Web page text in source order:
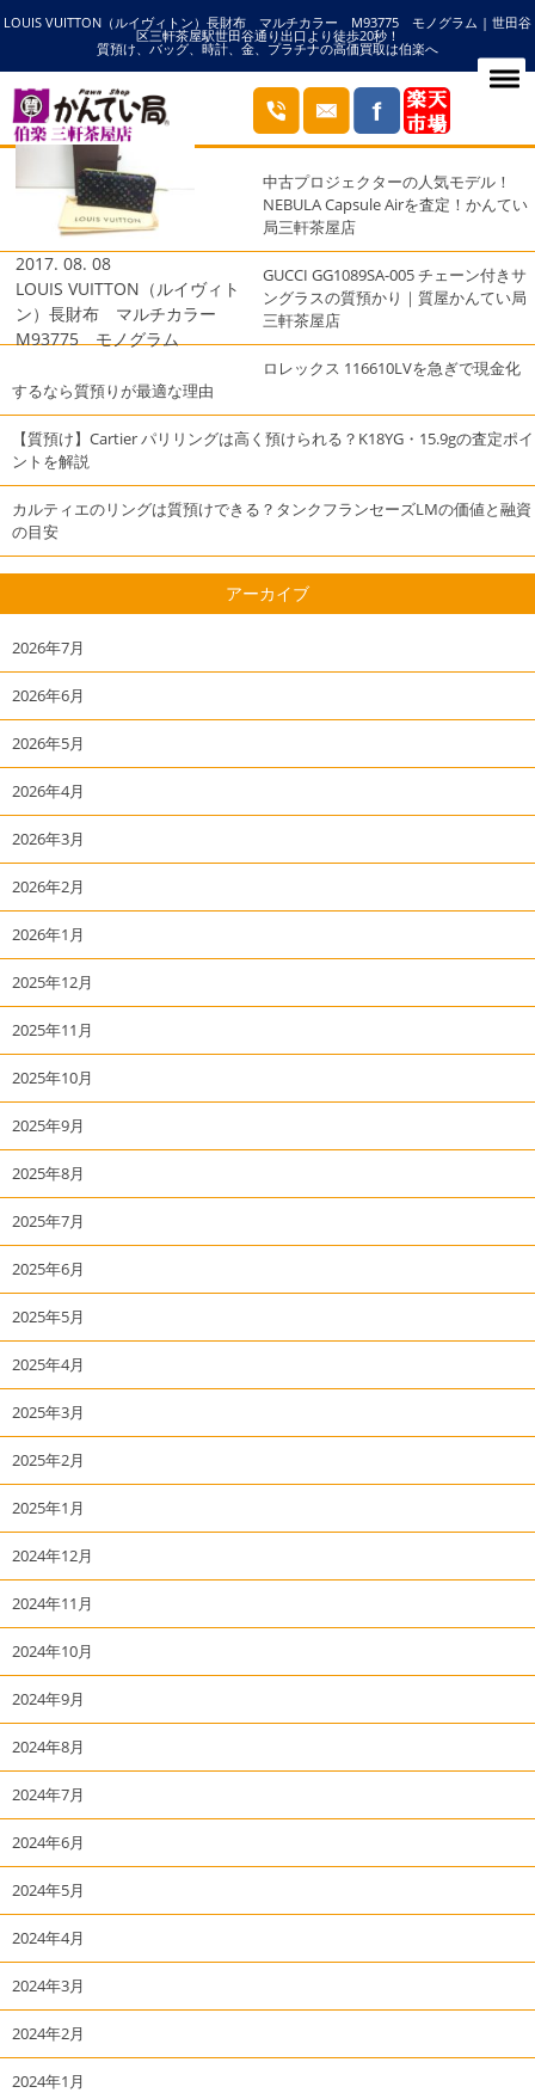
LOUIS VUITTON（ルイヴィトン）長財布 マルチカラー M93775 モノグラム | 世田谷
区三軒茶屋駅世田谷通り出口より徒歩20秒！
質預け、バッグ、時計、金、プラチナの高価買取は伯楽へ
HOME 長札の記事一覧
ブログ
2017. 08. 08
LOUIS VUITTON（ルイヴィト
ン）長財布 マルチカラー
M93775 モノグラム
最近の投稿
中古プロジェクターの人気モデル！
NEBULA Capsule Airを査定！かんてい
局三軒茶屋店
GUCCI GG1089SA-005 チェーン付きサ
ングラスの質預かり｜質屋かんてい局
三軒茶屋店
ロレックス 116610LVを急ぎで現金化
するなら質預りが最適な理由
【質預け】Cartier パリリングは高く預けられる？K18YG・15.9gの査定ポイ
ントを解説
カルティエのリングは質預けできる？タンクフランセーズLMの価値と融資
の目安
アーカイブ
2026年7月
2026年6月
2026年5月
2026年4月
2026年3月
2026年2月
2026年1月
2025年12月
2025年11月
2025年10月
2025年9月
2025年8月
2025年7月
2025年6月
2025年5月
2025年4月
2025年3月
2025年2月
2025年1月
2024年12月
2024年11月
2024年10月
2024年9月
2024年8月
2024年7月
2024年6月
2024年5月
2024年4月
2024年3月
2024年2月
2024年1月